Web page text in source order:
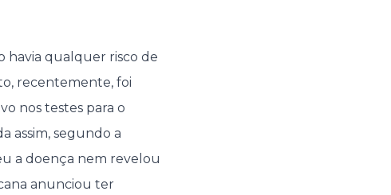
havia qualquer risco de
recentemente, foi
nos testes para o
assim, segundo a
a doença nem revelou
anunciou ter